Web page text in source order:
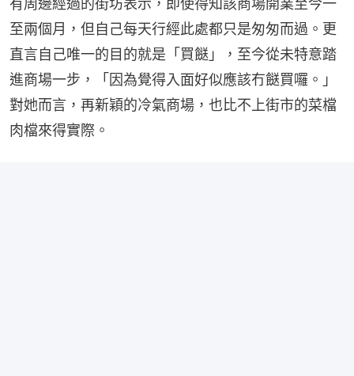
有周邊經過的街坊表示，即使得知該商場開業至今一
至兩個月，但自己每天行經此處都只是匆匆而過。更
直言自己唯一的目的就是「買餸」，至今從未特意踏
進商場一步，「因為覺得入面好似應該冇餸買囉。」
對她而言，再新穎的冷氣商場，也比不上街市的菜檔
肉檔來得實際。